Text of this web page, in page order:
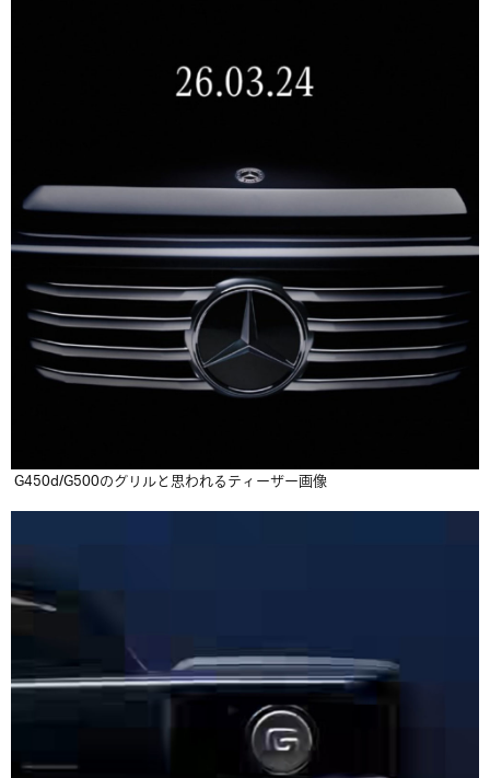
G450d/G500のグリルと思われるティーザー画像